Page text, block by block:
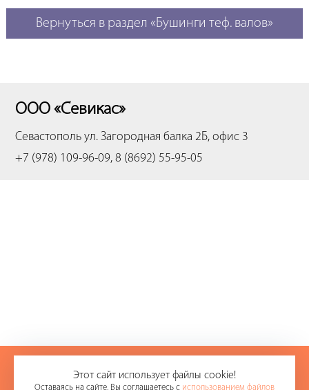
Вернуться в раздел «Бушинги теф. валов»
ООО «Севикас»
Севастополь ул. Загородная балка 2Б, офис 3
+7 (978) 109-96-09, 8 (8692) 55-95-05
+7 (978) 109-96-09
Этот сайт использует файлы cookie!
Оставаясь на сайте, Вы соглашаетесь с использованием файлов